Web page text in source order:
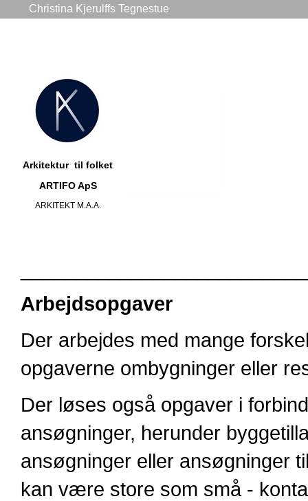
Christina Kjerulffs Tegnestue
Arkitektur til folket
ARTIFO ApS
ARKITEKT M.A.A.
Arbejdsopgaver
Der arbejdes med mange
opgaverne ombygninger eller
Der løses også opgaver i
ansøgninger, herunder
ansøgninger eller ansøgninger
kan være store som små -